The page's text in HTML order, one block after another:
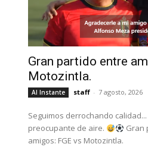
Gran partido entre
Motozintla.
Al Instante staff - 7 agosto, 2026
Seguimos derrochando
preocupante de aire.
Gran
amigos: FGE vs Motozintla.